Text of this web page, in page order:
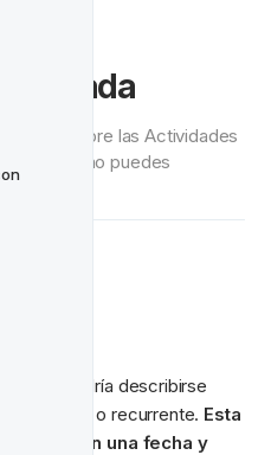
una
todo sobre las Actividades
hasta cómo puedes
podría describirse
continua o recurrente. Esta
en una fecha y